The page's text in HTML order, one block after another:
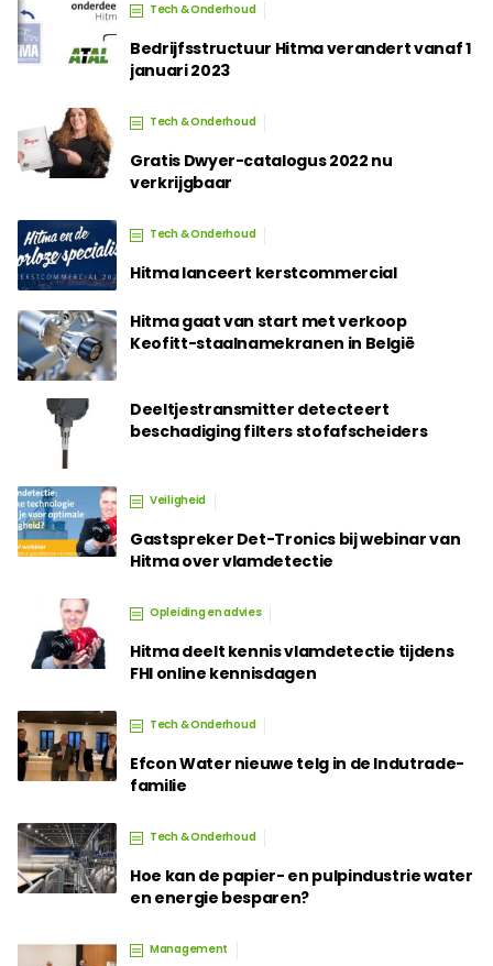
Tech & Onderhoud
Bedrijfsstructuur Hitma verandert vanaf 1
januari 2023
Tech & Onderhoud
Gratis Dwyer-catalogus 2022 nu
verkrijgbaar
Tech & Onderhoud
Hitma lanceert kerstcommercial
Hitma gaat van start met verkoop
Keofitt-staalnamekranen in België
Deeltjestransmitter detecteert
beschadiging filters stofafscheiders
Veiligheid
Gastspreker Det-Tronics bij webinar van
Hitma over vlamdetectie
Opleiding en advies
Hitma deelt kennis vlamdetectie tijdens
FHI online kennisdagen
Tech & Onderhoud
Efcon Water nieuwe telg in de Indutrade-
familie
Tech & Onderhoud
Hoe kan de papier- en pulpindustrie water
en energie besparen?
Management